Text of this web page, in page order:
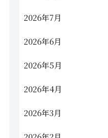
2026年7月
2026年6月
2026年5月
2026年4月
2026年3月